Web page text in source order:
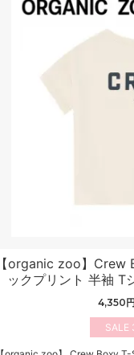
【organic zoo】
ックプリント 半袖 T
4,350